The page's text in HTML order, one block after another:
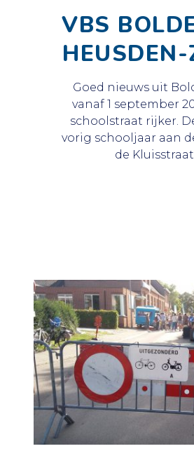
VBS
Goed nieuws uit
vanaf 1 september
schoolstraat rijker.
vorig schooljaar aan
de Kluisstraat